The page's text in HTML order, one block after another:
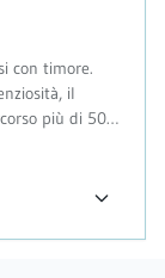
con timore.
il
più di 5000
Non mi
La stessa
in realtà 4